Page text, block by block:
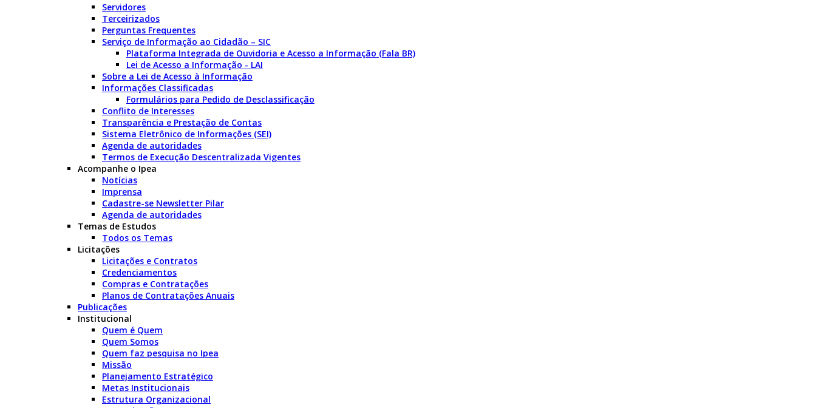
Servidores
Terceirizados
Perguntas Frequentes
Serviço de Informação ao Cidadão – SIC
Plataforma Integrada de Ouvidoria e Acesso a Informação (Fala BR)
Lei de Acesso a Informação - LAI
Sobre a Lei de Acesso à Informação
Informações Classificadas
Formulários para Pedido de Desclassificação
Conflito de Interesses
Transparência e Prestação de Contas
Sistema Eletrônico de Informações (SEI)
Agenda de autoridades
Termos de Execução Descentralizada Vigentes
Acompanhe o Ipea
Notícias
Imprensa
Cadastre-se Newsletter Pilar
Agenda de autoridades
Temas de Estudos
Todos os Temas
Licitações
Licitações e Contratos
Credenciamentos
Compras e Contratações
Planos de Contratações Anuais
Publicações
Institucional
Quem é Quem
Quem Somos
Quem faz pesquisa no Ipea
Missão
Planejamento Estratégico
Metas Institucionais
Estrutura Organizacional